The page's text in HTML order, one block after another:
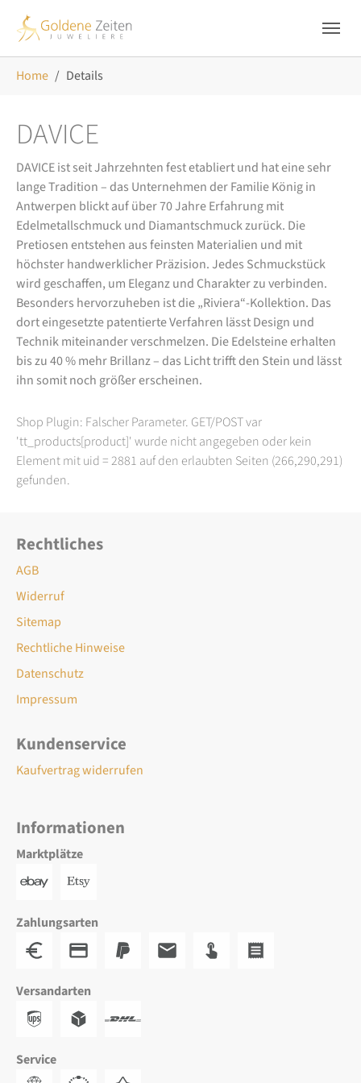
Home Details
DAVICE
DAVICE ist seit Jahrzehnten fest etabliert und hat eine sehr
lange Tradition – das Unternehmen der Familie König in
Antwerpen blickt auf über 70 Jahre Erfahrung mit
Edelmetallschmuck und Diamantschmuck zurück. Die
Pretiosen entstehen aus feinsten Materialien und mit
höchster handwerklicher Präzision. Jedes Schmuckstück
wird geschaffen, um Eleganz und Charakter zu verbinden.
Besonders hervorzuheben ist die „Riviera“-Kollektion. Das
dort eingesetzte patentierte Verfahren lässt Design und
Technik miteinander verschmelzen. Die Edelsteine erhalten
bis zu 40 % mehr Brillanz – das Licht trifft den Stein und lässt
ihn somit noch größer erscheinen.
Shop Plugin: Falscher Parameter. GET/POST var
'tt_products[product]' wurde nicht angegeben oder kein
Element mit uid = 2881 auf den erlaubten Seiten (266,290,291)
gefunden.
Rechtliches
AGB
Widerruf
Sitemap
Rechtliche Hinweise
Datenschutz
Impressum
Kundenservice
Kaufvertrag widerrufen
Informationen
Marktplätze
Zahlungsarten
Versandarten
Service